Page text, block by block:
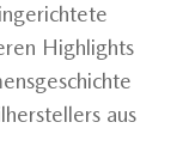
Highlights
aus